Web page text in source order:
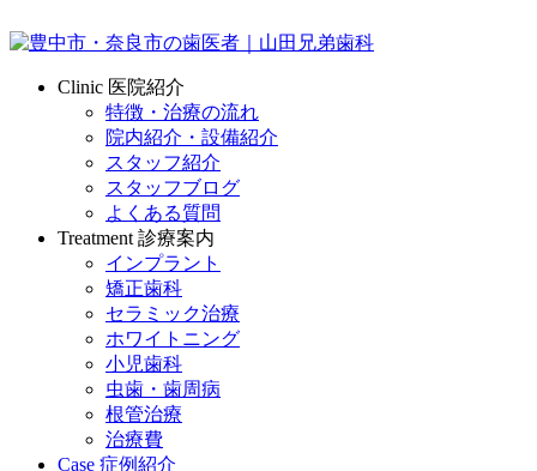
Clinic 医院紹介
特徴・治療の流れ
院内紹介・設備紹介
スタッフ紹介
スタッフブログ
よくある質問
Treatment 診療案内
インプラント
矯正歯科
セラミック治療
ホワイトニング
小児歯科
虫歯・歯周病
根管治療
治療費
Case 症例紹介